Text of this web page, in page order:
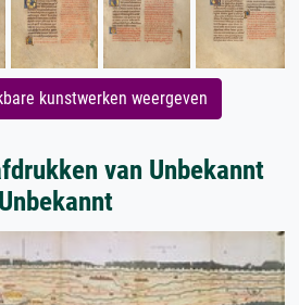
kunstwerken weergeven
van Unbekannt
Unbekannt